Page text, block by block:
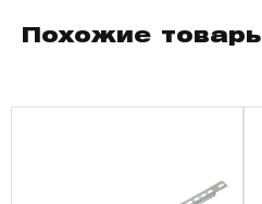
Похожие товары